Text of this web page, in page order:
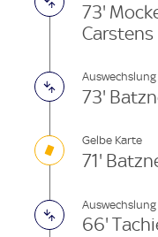
73'
Carstens
Auswechslung
73'
Gelbe Karte
71'
Auswechslung
66'